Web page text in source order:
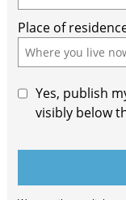
ignore
this
field
Place of
Yes, publish
visibly below